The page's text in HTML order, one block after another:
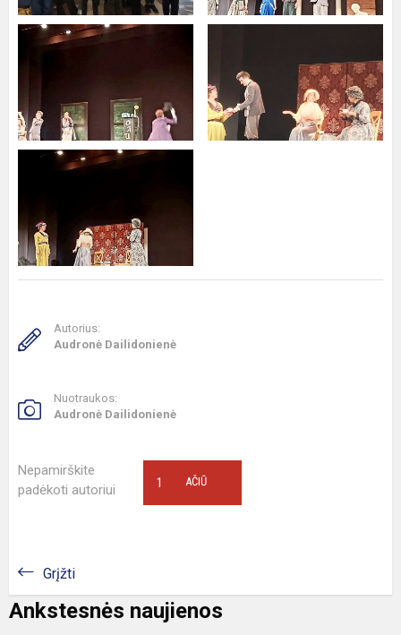
Autorius:
Audronė Dailidonienė
Nuotraukos:
Audronė Dailidonienė
Nepamirškite
padėkoti autoriui
AČIŪ
1
Grįžti
Ankstesnės naujienos